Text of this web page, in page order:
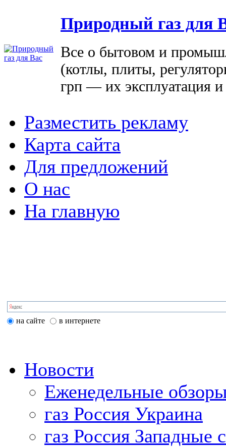
Природный газ для
Все о бытовом и
(котлы, плиты,
грп — их эксплуатация
Разместить рекламу
Карта сайта
Для предложений
О нас
На главную
на сайте в интернете
Новости
Еженедельные
газ Россия Украина
газ Россия Западные